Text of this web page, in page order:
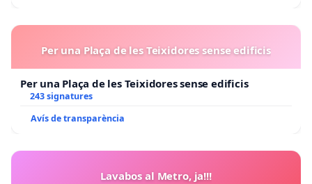
Per una Plaça de les Teixidores sense edificis
Per una Plaça de les Teixidores sense edificis
243 signatures
Avís de transparència
Lavabos al Metro, ja!!!